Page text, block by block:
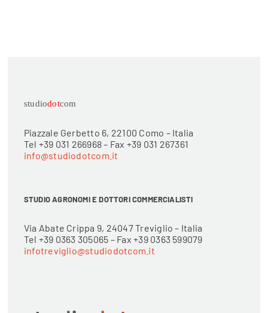
studiodotcom
Piazzale Gerbetto 6, 22100 Como – Italia
Tel +39 031 266968 – Fax +39 031 267361
info@studiodotcom.it
STUDIO AGRONOMI E DOTTORI COMMERCIALISTI
Via Abate Crippa 9, 24047 Treviglio – Italia
Tel +39 0363 305065 – Fax +39 0363 599079
infotreviglio@studiodotcom.it